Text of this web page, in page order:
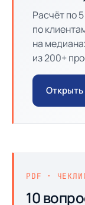
Расчёт по
по
на
из 200+
PDF ·
10